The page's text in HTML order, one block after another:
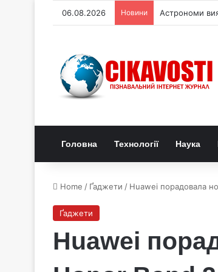
06.08.2026 Новини Астрономи
Головна Технології Наука
Home / Ґаджети / Huawei порадовала
Ґаджети
Huawei